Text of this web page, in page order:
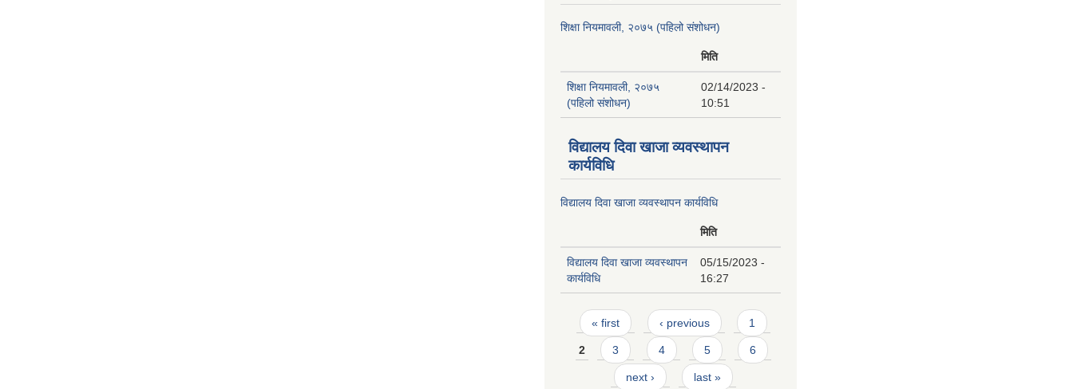
शिक्षा नियमावली, २०७५ (पहिलो संशोधन)
मिति
शिक्षा नियमावली, २०७५
(पहिलो संशोधन)
02/14/2023 -
10:51
विद्यालय दिवा खाजा व्यवस्थापन
कार्यविधि
विद्यालय दिवा खाजा व्यवस्थापन कार्यविधि
मिति
विद्यालय दिवा खाजा व्यवस्थापन
कार्यविधि
05/15/2023 -
16:27
Pages
« first ‹ previous 1
2 3 4 5 6
next › last »